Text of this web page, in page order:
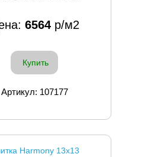
6564 р/м2
Купить
Артикул: 107177
Harmony 13x13